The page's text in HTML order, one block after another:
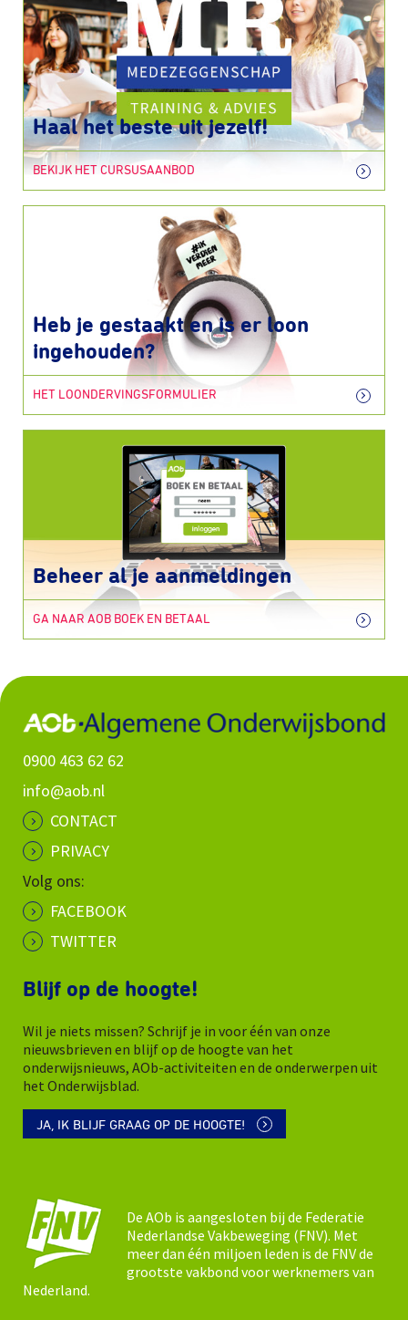
Haal het beste uit jezelf!
BEKIJK HET CURSUSAANBOD
Heb je gestaakt en is er loon
ingehouden?
HET LOONDERVINGSFORMULIER
Beheer al je aanmeldingen
GA NAAR AOB BOEK EN BETAAL
0900 463 62 62
info@aob.nl
CONTACT
PRIVACY
Volg ons:
FACEBOOK
TWITTER
Blijf op de hoogte!
Wil je niets missen? Schrijf je in voor één van onze
nieuwsbrieven en blijf op de hoogte van het
onderwijsnieuws, AOb-activiteiten en de onderwerpen uit
het Onderwijsblad.
JA, IK BLIJF GRAAG OP DE HOOGTE!
De AOb is aangesloten bij de Federatie
Nederlandse Vakbeweging (FNV). Met
meer dan één miljoen leden is de FNV de
grootste vakbond voor werknemers van
Nederland.